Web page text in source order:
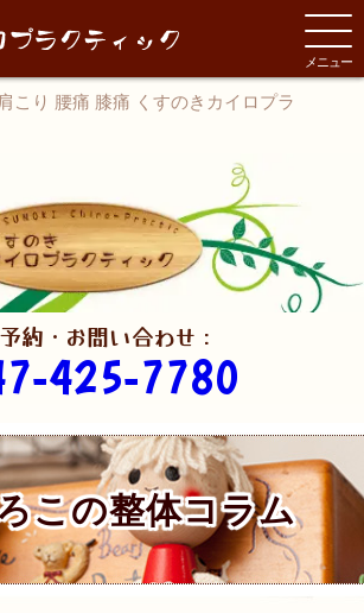
こり 腰痛 膝痛 くすのきカイロプラ
約・お問い合わせ：
425-7780
この整体コラム
メニュー